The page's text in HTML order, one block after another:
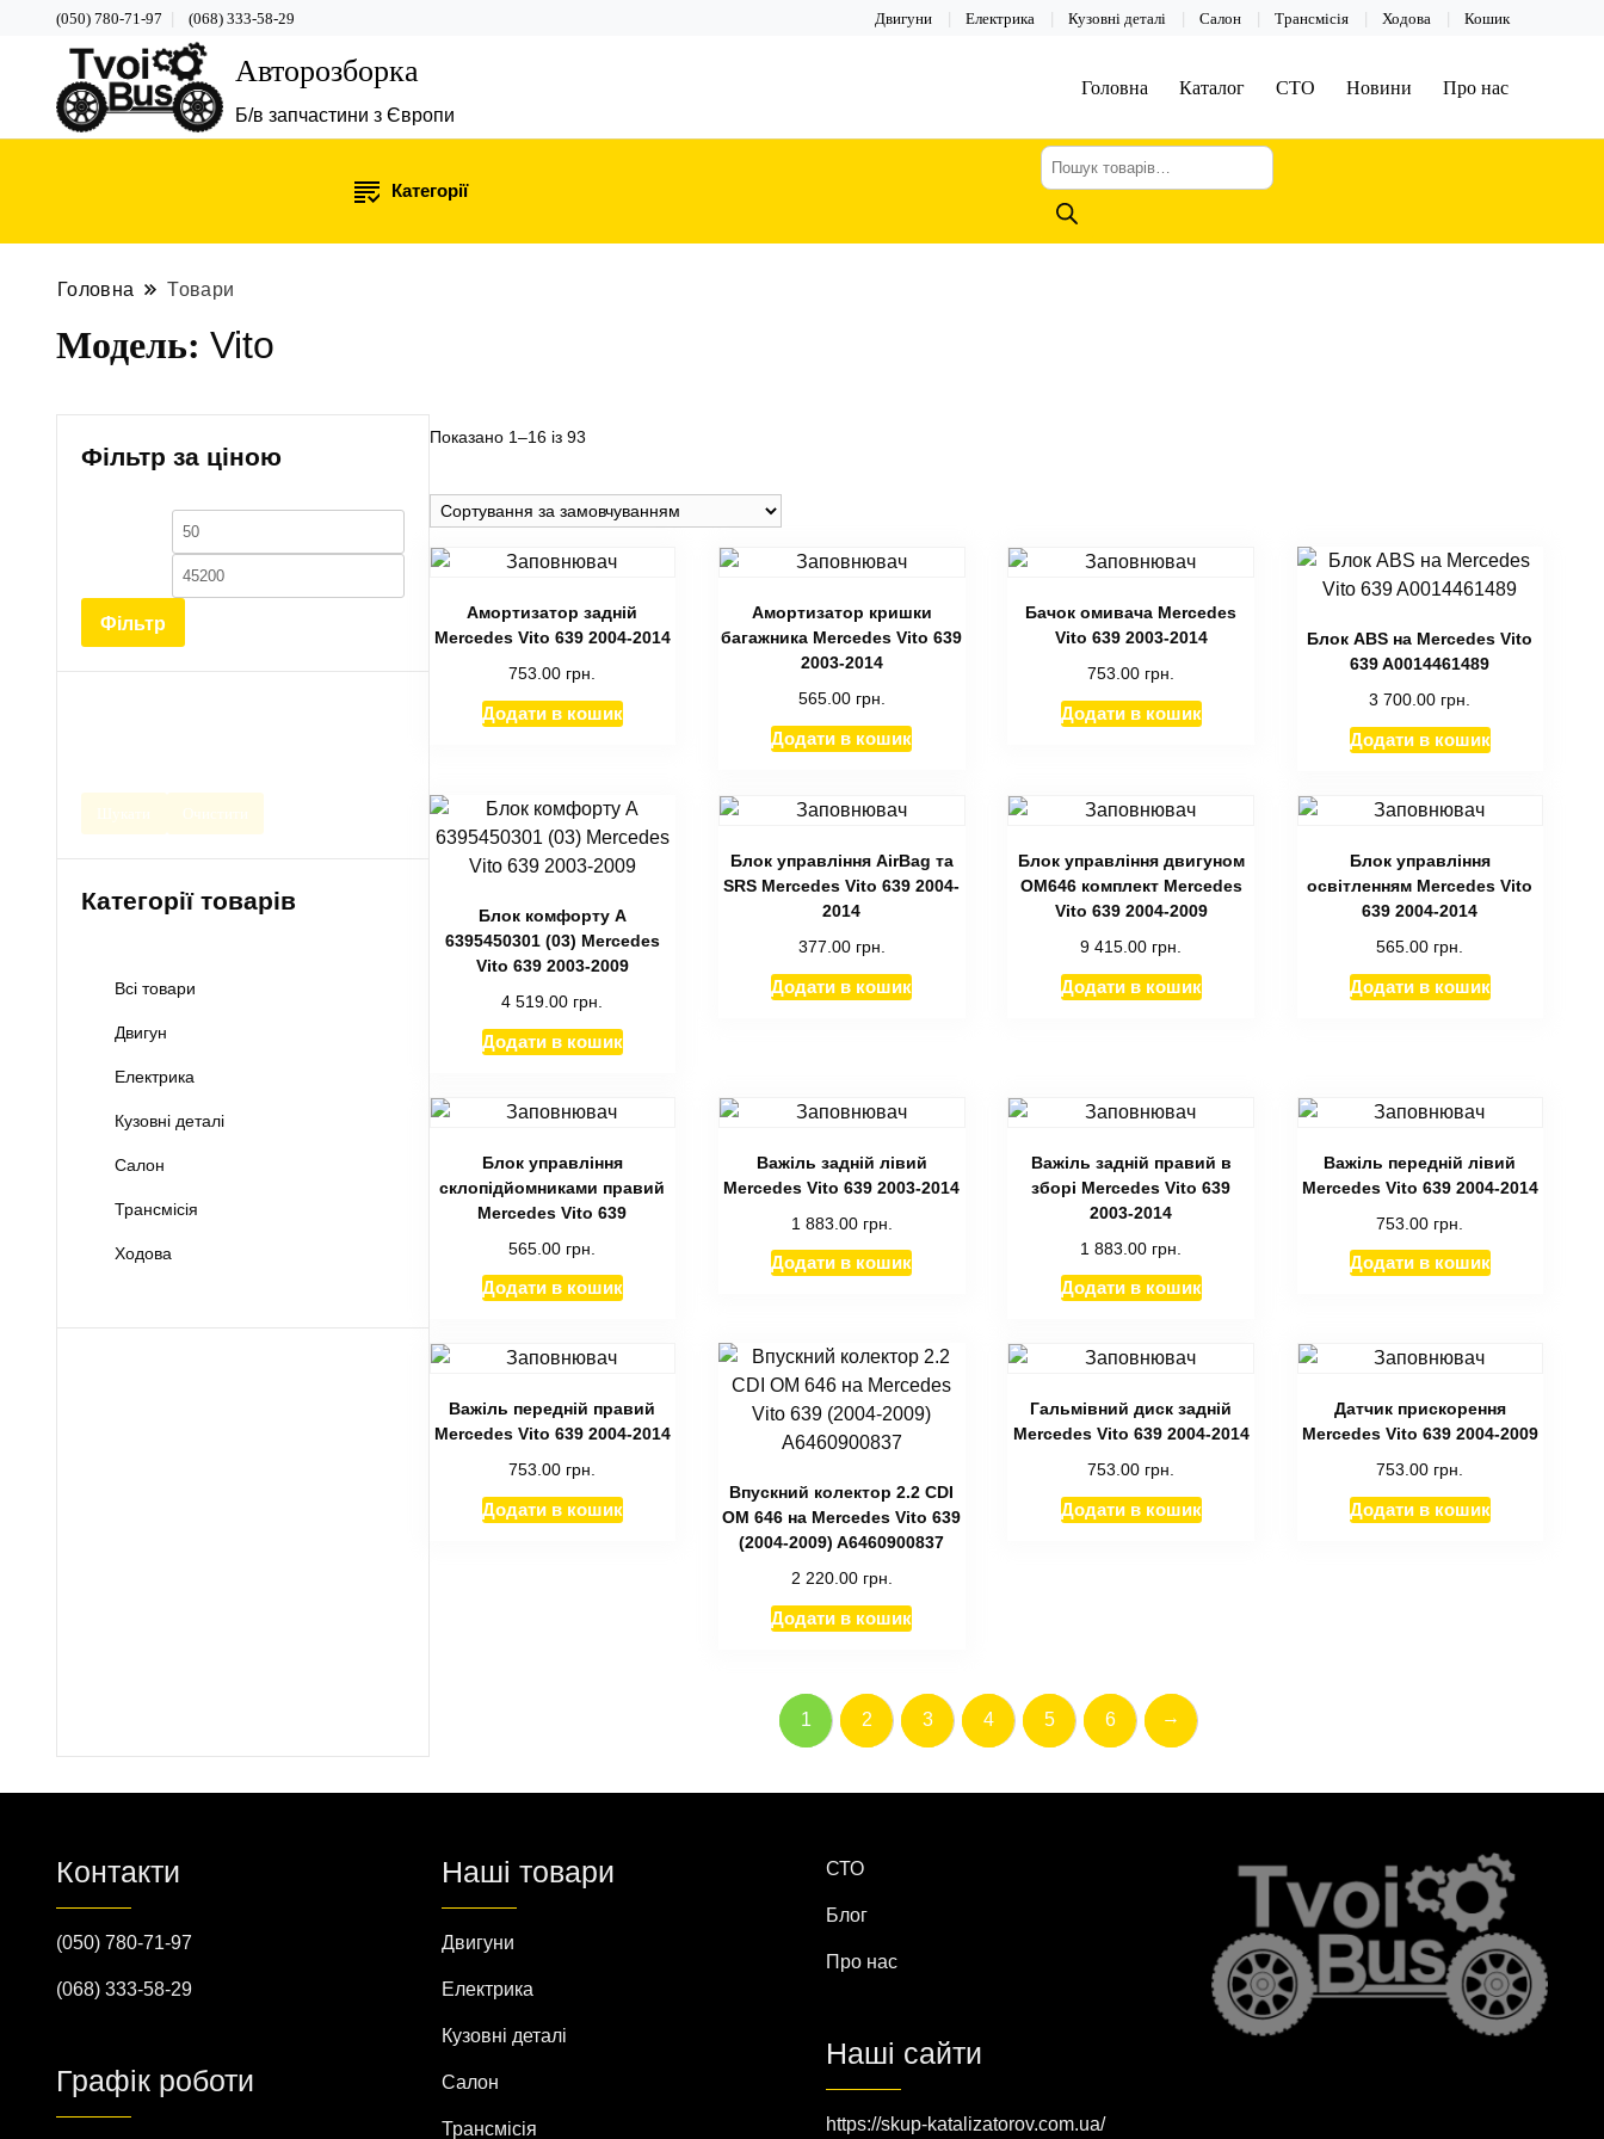
(050) 780-71-97 (068) 333-58-29 Двигуни Електрика Кузовні деталі Салон Трансмісія Ходова Кошик
Авторозборка
Б/в запчастини з Європи
Головна Каталог СТО Новини Про нас
Категорії
Пошук
товарів
Головна Товари
Модель: Vito
Показано 1–16 із 93
Амортизатор задній
Mercedes Vito 639 2004-2014
753.00 грн.
Додати в кошик
Амортизатор кришки
багажника Mercedes Vito 639
2003-2014
565.00 грн.
Додати в кошик
Бачок омивача Mercedes
Vito 639 2003-2014
753.00 грн.
Додати в кошик
Блок ABS на Mercedes Vito
639 A0014461489
3 700.00 грн.
Додати в кошик
Блок комфорту A
6395450301 (03) Mercedes
Vito 639 2003-2009
4 519.00 грн.
Додати в кошик
Блок управління AirBag та
SRS Mercedes Vito 639 2004-
2014
377.00 грн.
Додати в кошик
Блок управління двигуном
ОМ646 комплект Mercedes
Vito 639 2004-2009
9 415.00 грн.
Додати в кошик
Блок управління
освітленням Mercedes Vito
639 2004-2014
565.00 грн.
Додати в кошик
Блок управління
склопідйомниками правий
Mercedes Vito 639
565.00 грн.
Додати в кошик
Важіль задній лівий
Mercedes Vito 639 2003-2014
1 883.00 грн.
Додати в кошик
Важіль задній правий в
зборі Mercedes Vito 639
2003-2014
1 883.00 грн.
Додати в кошик
Важіль передній лівий
Mercedes Vito 639 2004-2014
753.00 грн.
Додати в кошик
Важіль передній правий
Mercedes Vito 639 2004-2014
753.00 грн.
Додати в кошик
Впускний колектор 2.2 CDI
ОМ 646 на Mercedes Vito 639
(2004-2009) A6460900837
2 220.00 грн.
Додати в кошик
Гальмівний диск задній
Mercedes Vito 639 2004-2014
753.00 грн.
Додати в кошик
Датчик прискорення
Mercedes Vito 639 2004-2009
753.00 грн.
Додати в кошик
1 2 3 4 5 6 →
Фільтр за ціною
Мінімальна
ціна
Найбільша
ціна
Фільтр
Шукати Очистити
Категорії товарів
Всі товари
Двигун
Електрика
Кузовні деталі
Салон
Трансмісія
Ходова
Контакти
(050) 780-71-97
(068) 333-58-29
Графік роботи
Наші товари
Двигуни
Електрика
Кузовні деталі
Салон
Трансмісія
СТО
Блог
Про нас
Наші сайти
https://skup-katalizatorov.com.ua/